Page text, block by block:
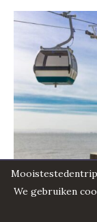
Als je dan toch
ritje in de
We gebruiken